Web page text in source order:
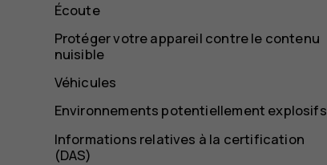
Écoute
Protéger votre appareil contre le contenu
nuisible
Véhicules
Environnements potentiellement explosifs
Informations relatives à la certification
(DAS)